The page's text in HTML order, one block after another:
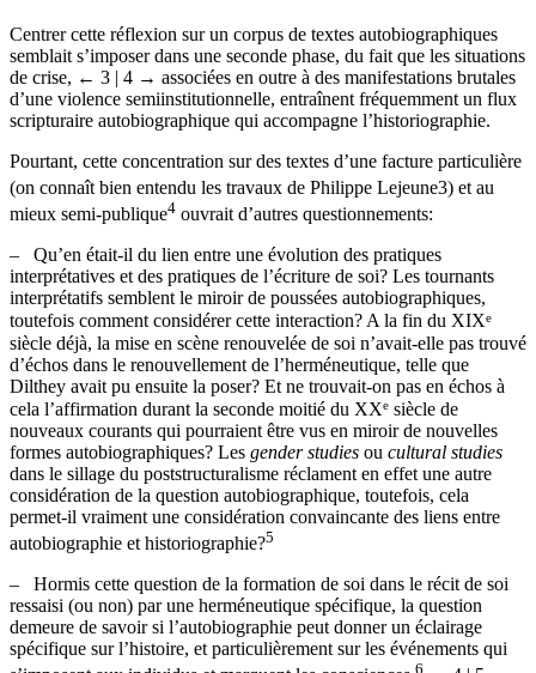
Centrer cette réflexion sur un corpus de textes autobiographiques
semblait s’imposer dans une seconde phase, du fait que les situations
de crise,← 3 | 4 →associées en outre à des manifestations brutales
d’une violence semiinstitutionnelle, entraînent fréquemment un flux
Pourtant, cette concentration sur des textes d’une facture particulière
(on connaît bien entendu les travaux de Philippe Lejeune
–
Qu’en était-il du lien entre une évolution des pratiques
interprétatives et des pratiques de l’écriture de soi? Les tournants
interprétatifs semblent le miroir de poussées autobiographiques,
toutefois comment considérer cette interaction? A la fin du XIXe
siècle déjà, la mise en scène renouvelée de soi n’avait-elle pas trouvé
d’échos dans le renouvellement de l’herméneutique, telle que
Dilthey avait pu ensuite la poser? Et ne trouvait-on pas en échos à
cela l’affirmation durant la seconde moitié du XXesiècle de
nouveaux courants qui pourraient être vus en miroir de nouvelles
formes autobiographiques? Lesgender studies oucultural studies
dans le sillage du poststructuralisme réclament en effet une autre
considération de la question autobiographique, toutefois, cela
permet-il vraiment une considération convaincante des liens entre
–
Hormis cette question de la formation de soi dans le récit de soi
ressaisi (ou non) par une herméneutique spécifique, la question
demeure de savoir si l’autobiographie peut donner un éclairage